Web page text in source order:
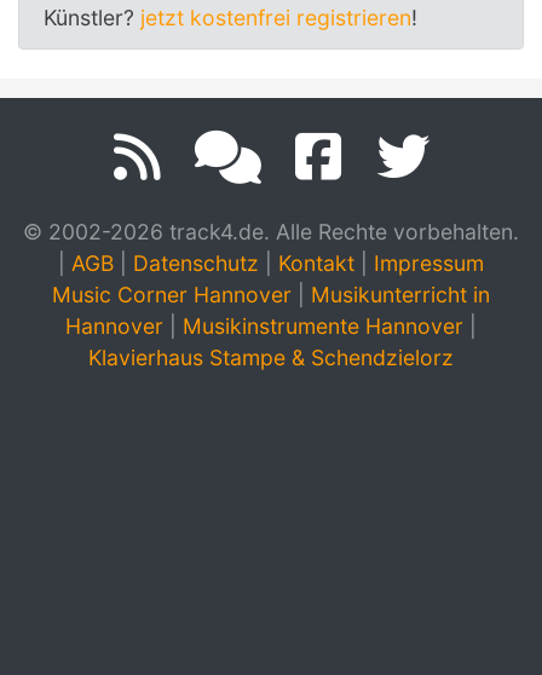
Künstler? jetzt kostenfrei registrieren!
© 2002-2026 track4.de. Alle Rechte vorbehalten.
AGB Datenschutz Kontakt
Impressum
Music Corner Hannover
Musikunterricht in
Hannover
Musikinstrumente Hannover
Klavierhaus Stampe & Schendzielorz